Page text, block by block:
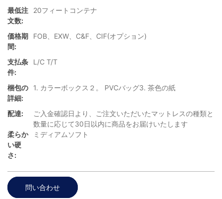
最低注
文数:
20フィートコンテナ
価格期
間:
FOB、EXW、C&F、CIF(オプション)
支払条
件:
L/C T/T
梱包の
詳細:
1. カラーボックス２。 PVCバッグ3. 茶色の紙
配達:
ご入金確認日より、ご注文いただいたマットレスの種類と
数量に応じて30日以内に商品をお届けいたします
柔らか
い硬
さ:
ミディアムソフト
問い合わせ